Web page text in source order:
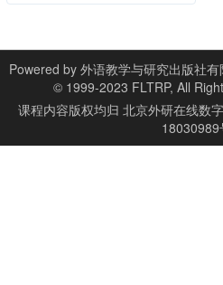
Powered by 外语教学与研究出版社
© 1999-2023 FLTRP, All
课程内容版权均归 北京外研在线数
18030989